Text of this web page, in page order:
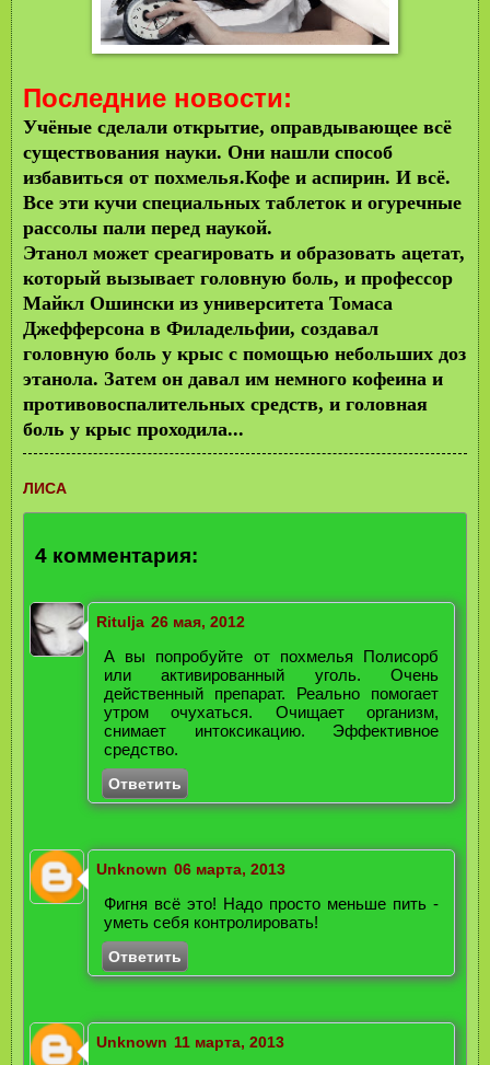
Последние новости:
Учёные сделали открытие, оправдывающее всё
существования науки. Они нашли способ
избавиться от похмелья.Кофе и аспирин. И всё.
Все эти кучи специальных таблеток и огуречные
рассолы пали перед наукой.
Этанол может среагировать и образовать ацетат,
который вызывает головную боль, и профессор
Майкл Ошински из университета Томаса
Джефферсона в Филадельфии, создавал
головную боль у крыс с помощью небольших доз
этанола. Затем он давал им немного кофеина и
противовоспалительных средств, и головная
боль у крыс проходила...
ЛИСА
4 комментария:
Ritulja 26 мая, 2012
А вы попробуйте от похмелья Полисорб
или активированный уголь. Очень
действенный препарат. Реально помогает
утром очухаться. Очищает организм,
снимает интоксикацию. Эффективное
средство.
Ответить
Unknown 06 марта, 2013
Фигня всё это! Надо просто меньше пить -
уметь себя контролировать!
Ответить
Unknown 11 марта, 2013